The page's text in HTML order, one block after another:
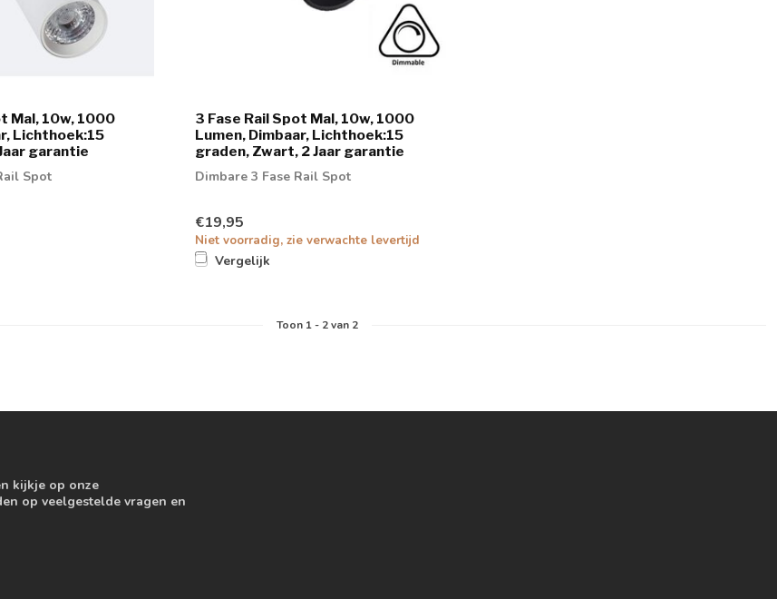
Mal, 10w, 1000
Lichthoek:15
garantie
Spot
3 Fase Rail Spot Mal, 10w, 1000
Lumen, Dimbaar, Lichthoek:15
graden, Zwart, 2 Jaar garantie
Dimbare 3 Fase Rail Spot
€19,95
Niet voorradig, zie verwachte levertijd
Vergelijk
Toon 1- 2van 2
kijkje op onze
op veelgestelde vragen en